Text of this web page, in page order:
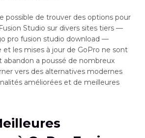
possible de trouver des options pour
Studio sur divers sites tiers —
pro fusion studio download —
et les mises à jour de GoPro ne sont
abandon a poussé de nombreux
vers des alternatives modernes
améliorées et de meilleures